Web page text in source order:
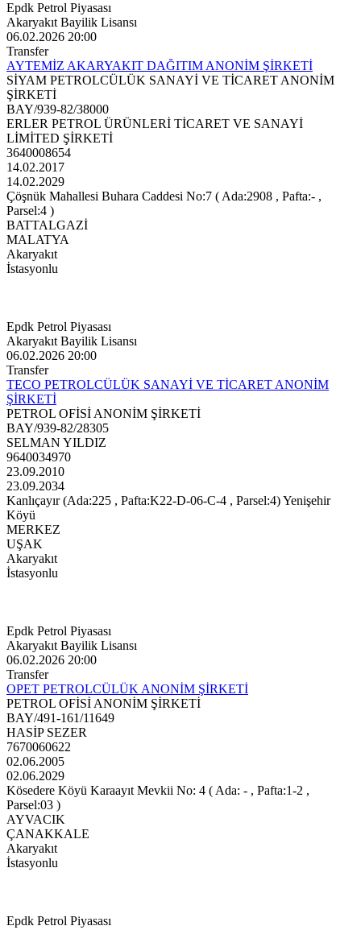
Epdk Petrol Piyasası
Akaryakıt Bayilik Lisansı
06.02.2026 20:00
Transfer
AYTEMİZ AKARYAKIT DAĞITIM ANONİM ŞİRKETİ
SİYAM PETROLCÜLÜK SANAYİ VE TİCARET ANONİM
ŞİRKETİ
BAY/939-82/38000
ERLER PETROL ÜRÜNLERİ TİCARET VE SANAYİ
LİMİTED ŞİRKETİ
3640008654
14.02.2017
14.02.2029
Çöşnük Mahallesi Buhara Caddesi No:7 ( Ada:2908 , Pafta:- ,
Parsel:4 )
BATTALGAZİ
MALATYA
Akaryakıt
İstasyonlu
Epdk Petrol Piyasası
Akaryakıt Bayilik Lisansı
06.02.2026 20:00
Transfer
TECO PETROLCÜLÜK SANAYİ VE TİCARET ANONİM
ŞİRKETİ
PETROL OFİSİ ANONİM ŞİRKETİ
BAY/939-82/28305
SELMAN YILDIZ
9640034970
23.09.2010
23.09.2034
Kanlıçayır (Ada:225 , Pafta:K22-D-06-C-4 , Parsel:4) Yenişehir
Köyü
MERKEZ
UŞAK
Akaryakıt
İstasyonlu
Epdk Petrol Piyasası
Akaryakıt Bayilik Lisansı
06.02.2026 20:00
Transfer
OPET PETROLCÜLÜK ANONİM ŞİRKETİ
PETROL OFİSİ ANONİM ŞİRKETİ
BAY/491-161/11649
HASİP SEZER
7670060622
02.06.2005
02.06.2029
Kösedere Köyü Karaayıt Mevkii No: 4 ( Ada: - , Pafta:1-2 ,
Parsel:03 )
AYVACIK
ÇANAKKALE
Akaryakıt
İstasyonlu
Epdk Petrol Piyasası